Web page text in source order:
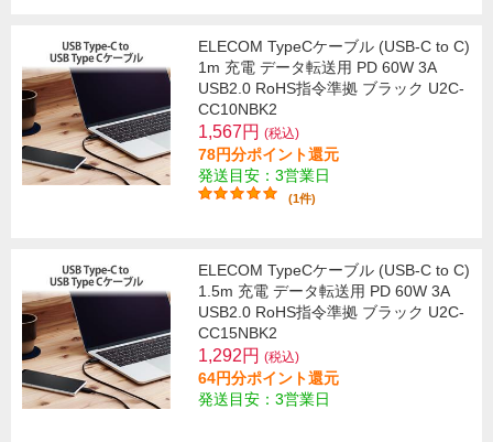
ELECOM TypeCケーブル (USB-C to C)
1m 充電 データ転送用 PD 60W 3A
USB2.0 RoHS指令準拠 ブラック U2C-
CC10NBK2
1,567円 (税込)
78円分ポイント還元
発送目安：3営業日
(1件)
ELECOM TypeCケーブル (USB-C to C)
1.5m 充電 データ転送用 PD 60W 3A
USB2.0 RoHS指令準拠 ブラック U2C-
CC15NBK2
1,292円 (税込)
64円分ポイント還元
発送目安：3営業日